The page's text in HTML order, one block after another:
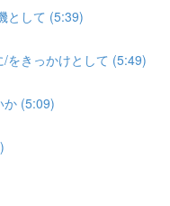
として (5:39)
をきっかけとして (5:49)
か (5:09)